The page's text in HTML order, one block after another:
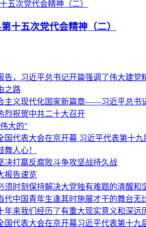
十五次党代会精神（二）
告，习近平总书记开篇强调了伟大建党
之路
主义现代化国家新篇章——习近平总书
烈祝贺中共二十大召开
大的”
国代表大会在京开幕 习近平代表第十九
人心！
决打赢反腐败斗争攻坚战持久战
报告速览
须时刻保持解决大党独有难题的清醒和
代中国青年生逢其时施展才干的舞台无
年来我们经历了有重大现实意义和深远
国代表大会在京开幕习近平代表第十九